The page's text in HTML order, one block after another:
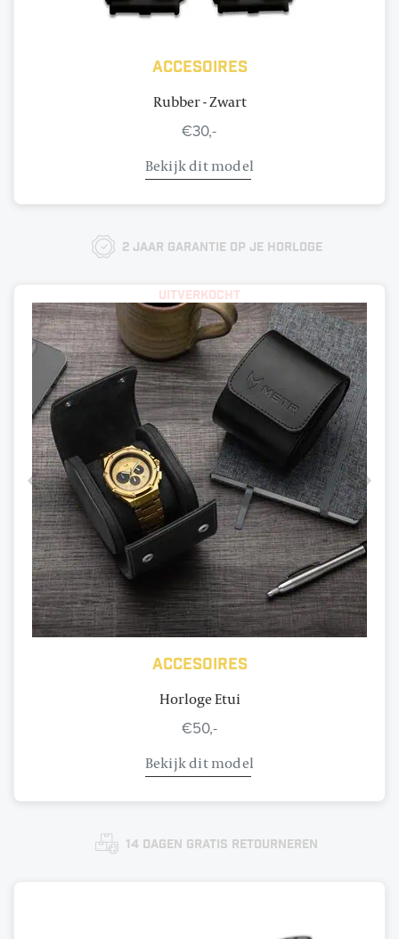
Accesoires
Rubber - Zwart
€30,-
Bekijk dit model
2 jaar garantie op je horloge
Uitverkocht
Accesoires
Horloge Etui
€50,-
Bekijk dit model
14 dagen gratis retourneren